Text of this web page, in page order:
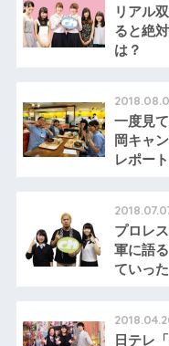
リアル
ると絶
は？
一度見
岡キャ
レポート
プロレ
軍に語
ていった
日テレ